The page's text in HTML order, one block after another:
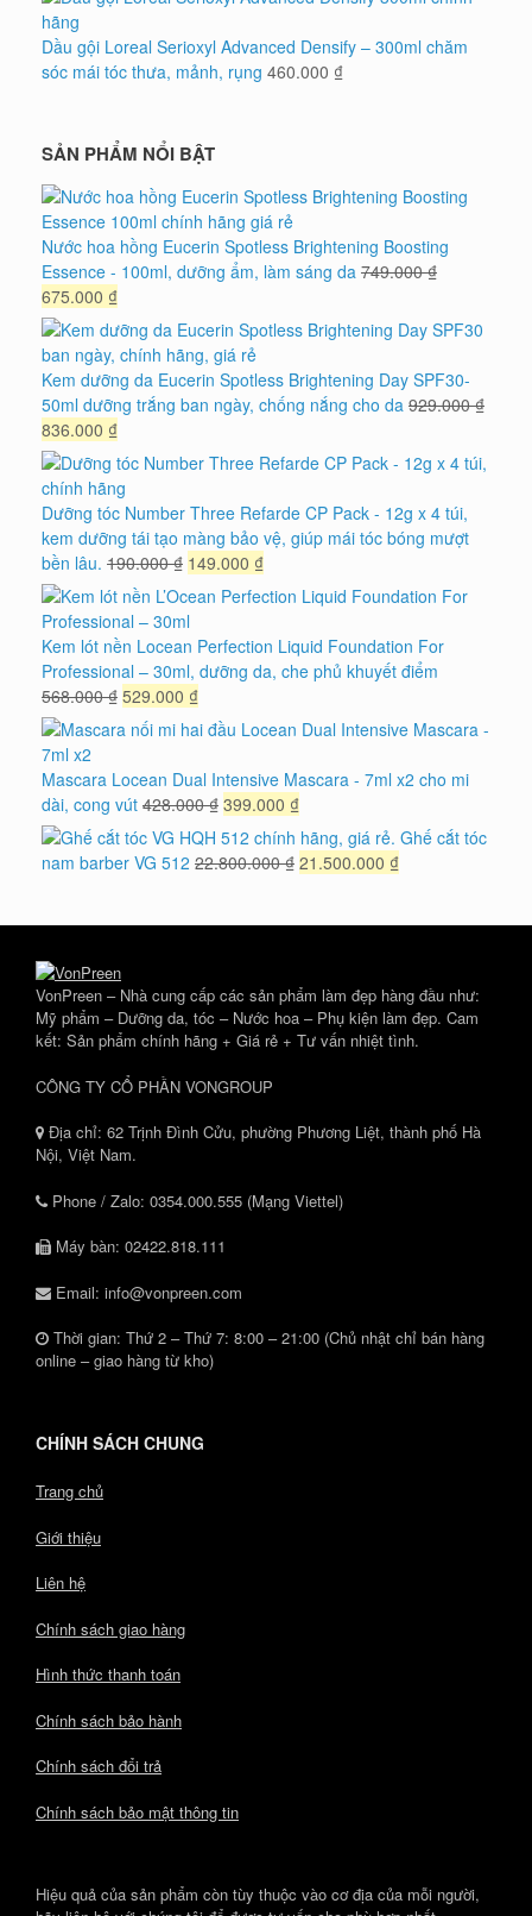
Dầu gội Loreal Serioxyl Advanced Densify – 300ml chăm
sóc mái tóc thưa, mảnh, rụng 460.000 ₫
SẢN PHẨM NỔI BẬT
Nước hoa hồng Eucerin Spotless Brightening Boosting
Essence - 100ml, dưỡng ẩm, làm sáng da 749.000₫
Giá
gốc
là:
749.000 ₫.
675.000 ₫Giá
hiện
tại
675.000 ₫.
Kem dưỡng da Eucerin Spotless Brightening Day SPF30-
50ml dưỡng trắng ban ngày, chống nắng cho da 929.000₫
Giá
gốc
là:
929.000 ₫.
836.000 ₫Giá
hiện
là:
836.000 ₫.
Dưỡng tóc Number Three Refarde CP Pack - 12g x 4 túi,
kem dưỡng tái tạo màng bảo vệ, giúp mái tóc bóng mượt
bền lâu. 190.000₫ Giá
là:
190.000 ₫.
149.000 ₫Giá
hiện
là:
149.000 ₫.
Kem lót nền Locean Perfection Liquid Foundation For
Professional – 30ml, dưỡng da, che phủ khuyết điểm
568.000₫ Giá
gốc
568.000 ₫.
529.000 ₫Giá
hiện
là:
529.000 ₫.
Mascara Locean Dual Intensive Mascara - 7ml x2 cho mi
dài, cong vút 428.000₫ Giá
gốc
là:
428.000 ₫.
399.000 ₫Giá
hiện
tại
là:
Ghế cắt tóc
nam barber VG 512 22.800.000₫ Giá
21.500.000 ₫Giá
VonPreen – Nhà cung cấp các sản phẩm làm đẹp hàng đầu như:
Mỹ phẩm – Dưỡng da, tóc – Nước hoa – Phụ kiện làm đẹp. Cam
kết: Sản phẩm chính hãng + Giá rẻ + Tư vấn nhiệt tình.
CÔNG TY CỔ PHẦN VONGROUP
Địa chỉ: 62 Trịnh Đình Cửu, phường Phương Liệt, thành phố Hà
Nội, Việt Nam.
Phone / Zalo: 0354.000.555 (Mạng Viettel)
Máy bàn: 02422.818.111
Email: info@vonpreen.com
Thời gian: Thứ 2 – Thứ 7: 8:00 – 21:00 (Chủ nhật chỉ bán hàng
online – giao hàng từ kho)
CHÍNH SÁCH CHUNG
Trang chủ
Giới thiệu
Liên hệ
Chính sách giao hàng
Hình thức thanh toán
Chính sách bảo hành
Chính sách đổi trả
Chính sách bảo mật thông tin
Hiệu quả của sản phẩm còn tùy thuộc vào cơ địa của mỗi người,